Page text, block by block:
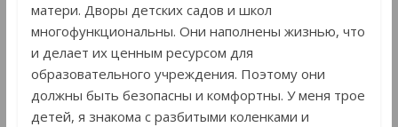
матери. Дворы детских садов и школ
многофункциональны. Они наполнены жизнью, что
и делает их ценным ресурсом для
образовательного учреждения. Поэтому они
должны быть безопасны и комфортны. У меня трое
детей, я знакома с разбитыми коленками и